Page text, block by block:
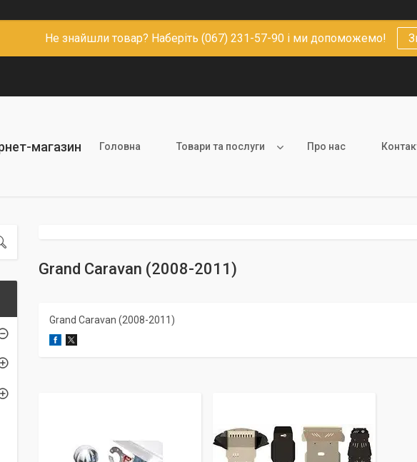
Не знайшли товар? Наберіть (067) 231-57-90 і ми допоможемо!
магазин Головна Товари та послуги Про нас
Grand Caravan (2008-2011)
Grand Caravan (2008-2011)